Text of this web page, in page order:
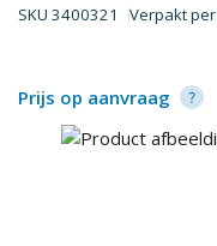
SKU 3400321 Verpakt per
Prijs op aanvraag